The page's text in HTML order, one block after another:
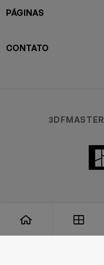
PÁGINAS
CONTATO
3DFMASTER